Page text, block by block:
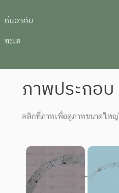
ถิ่นอาศัย
ทะเล
ภาพประกอบ
คลิกที่ภาพเพื่อดูภาพขนาดใหญ่